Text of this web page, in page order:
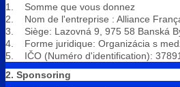
1. Somme que vous donnez
2. Nom de l'entreprise : Alliance
3. Siège: Lazovná 9, 975 58 Banská
4. Forme juridique: Organizácia s
5. IČO (Numéro d'identification):
2. Sponsoring